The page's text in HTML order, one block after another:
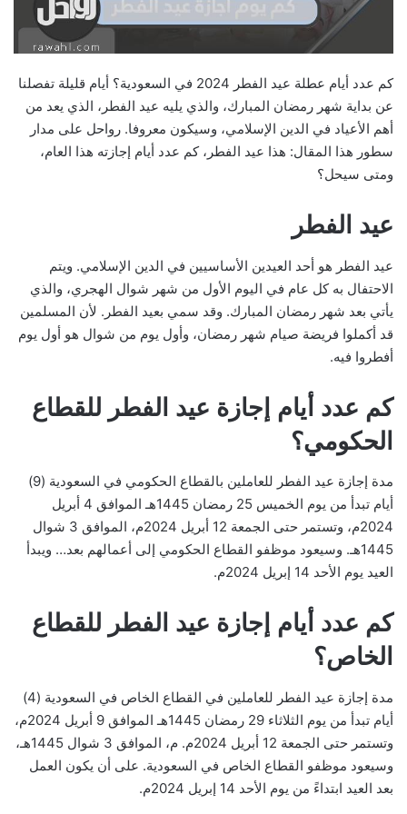
كم عدد أيام عطلة عيد الفطر 2024 في السعودية؟ أيام قليلة تفصلنا
عن بداية شهر رمضان المبارك، والذي يليه عيد الفطر، الذي يعد من
أهم الأعياد في الدين الإسلامي، وسيكون معروفا. رواحل على مدار
سطور هذا المقال: هذا عيد الفطر، كم عدد أيام إجازته هذا العام،
ومتى سيحل؟
عيد الفطر
عيد الفطر هو أحد العيدين الأساسيين في الدين الإسلامي. ويتم
الاحتفال به كل عام في اليوم الأول من شهر شوال الهجري، والذي
يأتي بعد شهر رمضان المبارك. وقد سمي بعيد الفطر. لأن المسلمين
قد أكملوا فريضة صيام شهر رمضان، وأول يوم من شوال هو أول يوم
أفطروا فيه.
كم عدد أيام إجازة عيد الفطر للقطاع
الحكومي؟
مدة إجازة عيد الفطر للعاملين بالقطاع الحكومي في السعودية (9)
أيام تبدأ من يوم الخميس 25 رمضان 1445هـ الموافق 4 أبريل
2024م، وتستمر حتى الجمعة 12 أبريل 2024م، الموافق 3 شوال
1445هـ. وسيعود موظفو القطاع الحكومي إلى أعمالهم بعد… ويبدأ
العيد يوم الأحد 14 إبريل 2024م.
كم عدد أيام إجازة عيد الفطر للقطاع
الخاص؟
مدة إجازة عيد الفطر للعاملين في القطاع الخاص في السعودية (4)
أيام تبدأ من يوم الثلاثاء 29 رمضان 1445هـ الموافق 9 أبريل 2024م،
وتستمر حتى الجمعة 12 أبريل 2024م. م، الموافق 3 شوال 1445هـ،
وسيعود موظفو القطاع الخاص في السعودية. على أن يكون العمل
بعد العيد ابتداءً من يوم الأحد 14 إبريل 2024م.